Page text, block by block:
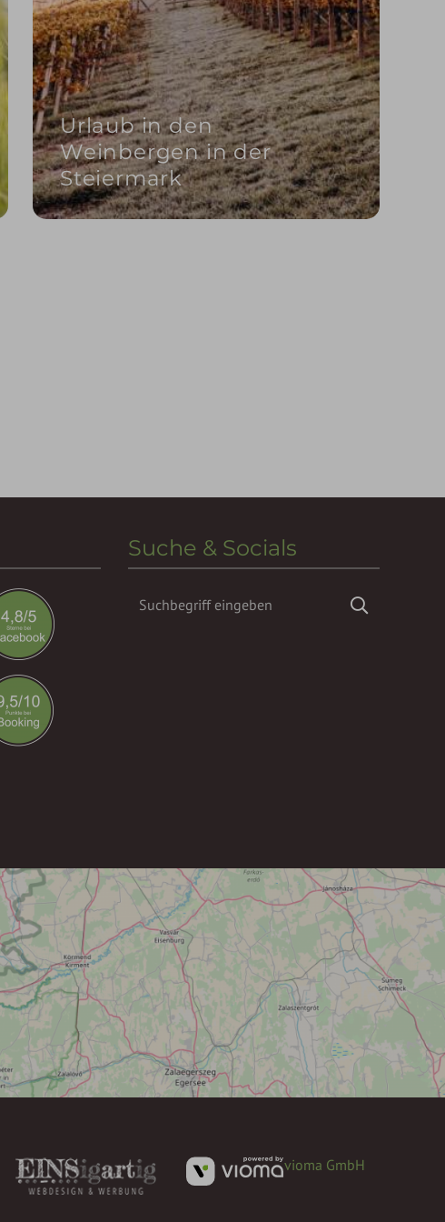
Urlaub in den
Weinbergen in der
Steiermark
Suche & Socials
vioma GmbH